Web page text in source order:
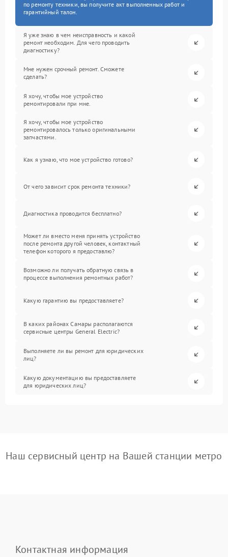
по ремонту техники, вы получите акт выполненных работ и
гарантийный талон.
Я уже знаю в чем неисправность и какой
ремонт необходим. Для чего проводить
диагностику?
Мне нужен срочный ремонт. Сможете
сделать?
Я хочу, чтобы мое устройство
ремонтировали при мне.
Я хочу, чтобы мое устройство
ремонтировалось только оригинальными
запчастями.
Как я узнаю, что мое устройство готово?
От чего зависит срок ремонта техники?
Диагностика проводится бесплатно?
Может ли вместо меня принять устройство
после ремонта другой человек, контактный
телефон которого я предоставлю?
Возможно ли получать обратную связь в
процессе выполнения ремонтных работ?
Какую гарантию вы предоставляете?
В каких районах Самары располагаются
сервисные центры General Electric?
Выполняете ли вы ремонт для юридических
лиц?
Какую документацию вы предоставляете
для юридических лиц?
Наш сервисный центр на Вашей станции метро
Контактная информация